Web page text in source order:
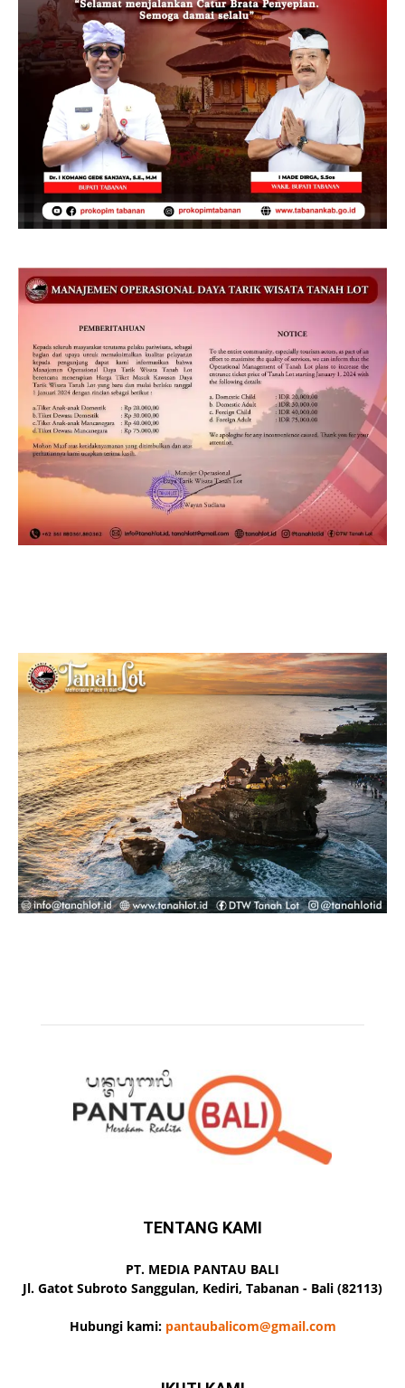
TENTANG KAMI
PT. MEDIA PANTAU BALI
Jl. Gatot Subroto Sanggulan, Kediri, Tabanan - Bali (82113)
Hubungi kami: pantaubalicom@gmail.com